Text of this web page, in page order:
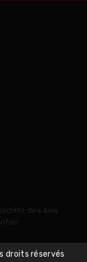
des Avis
.
droits réservés